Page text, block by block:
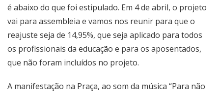
é abaixo do que foi estipulado. Em 4 de abril, o projeto
vai para assembleia e vamos nos reunir para que o
reajuste seja de 14,95%, que seja aplicado para todos
os profissionais da educação e para os aposentados,
que não foram incluídos no projeto.
A manifestação na Praça, ao som da música “Para não